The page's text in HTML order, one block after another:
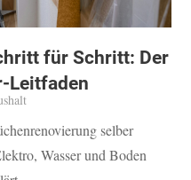
für Schritt: Der
Leitfaden
selber
Wasser und Boden